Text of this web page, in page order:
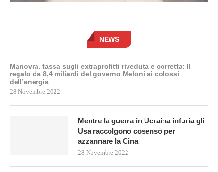
NEWS
Manovra, tassa sugli extraprofitti riveduta e corretta: Il
regalo da 8,4 miliardi del governo Meloni ai colossi
dell’energia
28 Novembre 2022
Mentre la guerra in Ucraina infuria gli
Usa raccolgono cosenso per
azzannare la Cina
28 Novembre 2022